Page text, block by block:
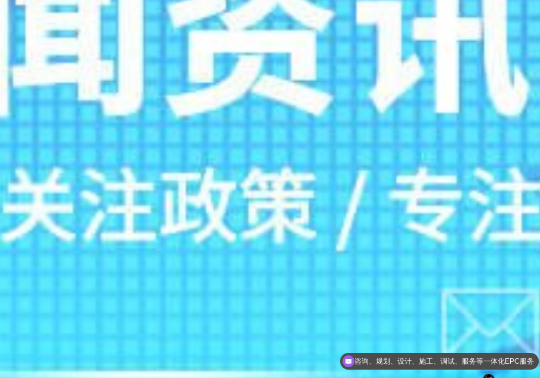
咨询、规划、设计、施工、调试、服务等一体化EPC服务
一级总包资质